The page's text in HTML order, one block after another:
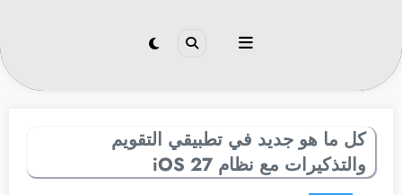
كل ما هو جديد في تطبيقي التقويم
والتذكيرات مع نظام iOS 27